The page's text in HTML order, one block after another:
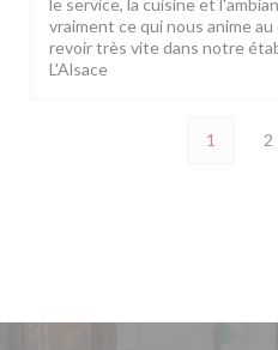
le service, la cuisine et
vraiment ce qui nous anime
revoir très vite dans notre
L'Alsace
1 2